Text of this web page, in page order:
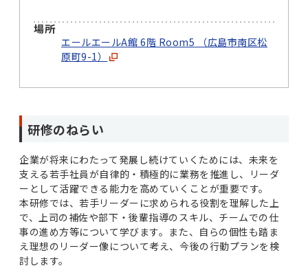
場所
エールエールA館 6階 Room5 （広島市南区松
原町9-1）
研修のねらい
企業が将来にわたって発展し続けていくためには、未来を
支える若手社員が自律的・積極的に業務を推進し、リーダ
ーとして活躍できる能力を高めていくことが重要です。
本研修では、若手リーダーに求められる役割を理解した上
で、上司の補佐や部下・後輩指導のスキル、チームでの仕
事の進め方等について学びます。また、自らの個性も踏ま
え理想のリーダー像について考え、今後の行動プランを検
討します。